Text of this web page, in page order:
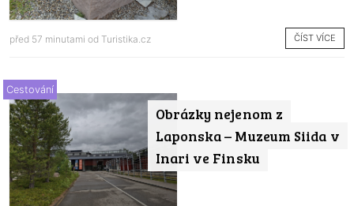
před 57 minutami od Turistika.cz ČÍST VÍCE
Obrázky nejenom z
Laponska – Muzeum Siida v
Inari ve Finsku
Cestování